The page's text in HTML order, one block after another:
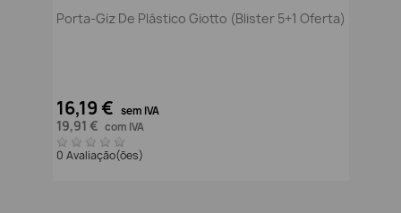
Porta-Giz De Plástico Giotto (Blister 5+1 Oferta)
16,19 € sem IVA
19,91 € com IVA
0 Avaliação(ões)